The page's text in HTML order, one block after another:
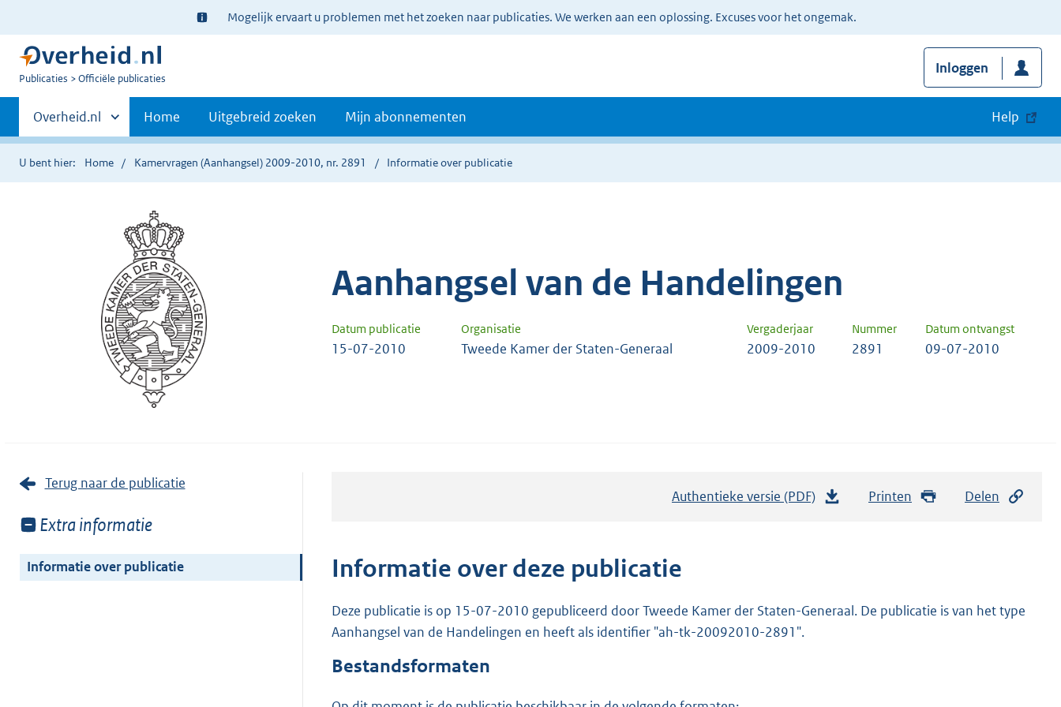
Ter
informatie:
Mogelijk ervaart u problemen met het zoeken naar publicaties. We werken aan een oplossing. Excuses voor het ongemak.
U
Publicaties Officiële publicaties
Inloggen
Primaire
navigatie
Andere
sites
binnen
Overheid.nl Home Uitgebreid zoeken Mijn abonnementen Help
U bent hier: Home Kamervragen (Aanhangsel) 2009-2010, nr. 2891 Informatie over publicatie
Aanhangsel van de Handelingen
Datum publicatie Organisatie Vergaderjaar Nummer Datum ontvangst
15-07-2010 Tweede Kamer der Staten-Generaal 2009-2010 2891 09-07-2010
Terug naar de publicatie
Toon
van:
Extra informatie
Informatie over publicatie
Authentieke versie (PDF) Printen Delen
Informatie over deze publicatie
Deze publicatie is op 15-07-2010 gepubliceerd door Tweede Kamer der Staten-Generaal. De publicatie is van het type
Aanhangsel van de Handelingen en heeft als identifier "ah-tk-20092010-2891".
Bestandsformaten